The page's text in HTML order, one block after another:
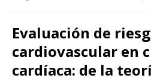
Evaluación de
cardiovascular en
cardíaca: de la